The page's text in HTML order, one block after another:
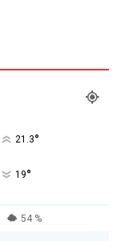
21.3°
19°
54 %